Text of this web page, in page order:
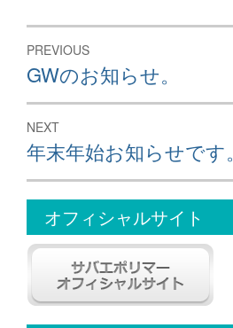
投
稿
ナ
ビ
ゲ
ー
シ
ョ
ン
PREVIOUS
Previous
post:
GWのお知らせ。
NEXT
Next
post:
年末年始お知らせです。
オフィシャルサイト